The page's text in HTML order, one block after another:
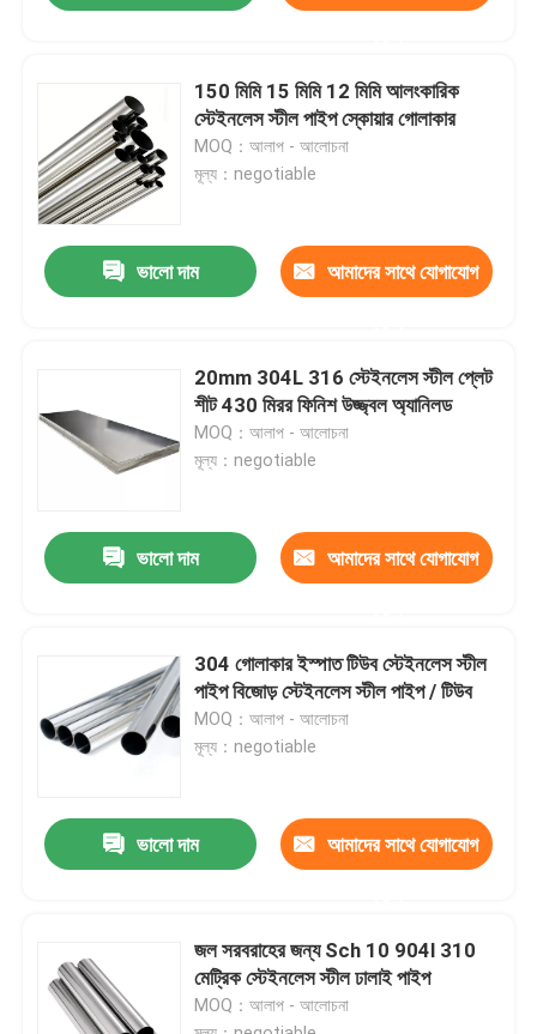
পণ্য
কারখানা ভ্রমণ
যোগাযোগ করুন
উদ্ধৃতির জন্য আবেদন
স্টেইনলেস স্টীল বৃত্তাকার টিউব
স্টেইনলেস স্টীল প্লেট শীট
150 মিমি 15 মিমি 12 মিমি আলংকারিক
স্টেইনলেস স্টীল পাইপ স্কোয়ার গোলাকার
MOQ：আলাপ - আলোচনা
মূল্য：negotiable
ভালো দাম আমাদের সাথে যোগাযোগ
20mm 304L 316 স্টেইনলেস স্টীল প্লেট
শীট 430 মিরর ফিনিশ উজ্জ্বল অ্যানিলড
MOQ：আলাপ - আলোচনা
মূল্য：negotiable
ভালো দাম আমাদের সাথে যোগাযোগ
304 গোলাকার ইস্পাত টিউব স্টেইনলেস স্টীল
পাইপ বিজোড় স্টেইনলেস স্টীল পাইপ / টিউব
MOQ：আলাপ - আলোচনা
মূল্য：negotiable
ভালো দাম আমাদের সাথে যোগাযোগ
জল সরবরাহের জন্য Sch 10 904l 310
মেট্রিক স্টেইনলেস স্টীল ঢালাই পাইপ
MOQ：আলাপ - আলোচনা